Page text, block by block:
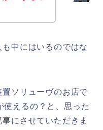
中にはいるのではな
ソリューヴのお店で
えるの？と、思った
にさせていただきま